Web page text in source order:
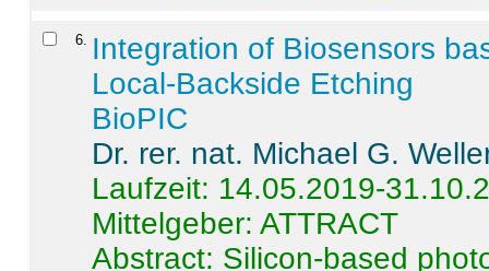
6
Integration of Biosensors
Local-Backside Etching
BioPIC
Dr. rer. nat. Michael G.
Laufzeit: 14.05.2019-
Mittelgeber: ATTRACT
Abstract: Silicon-based